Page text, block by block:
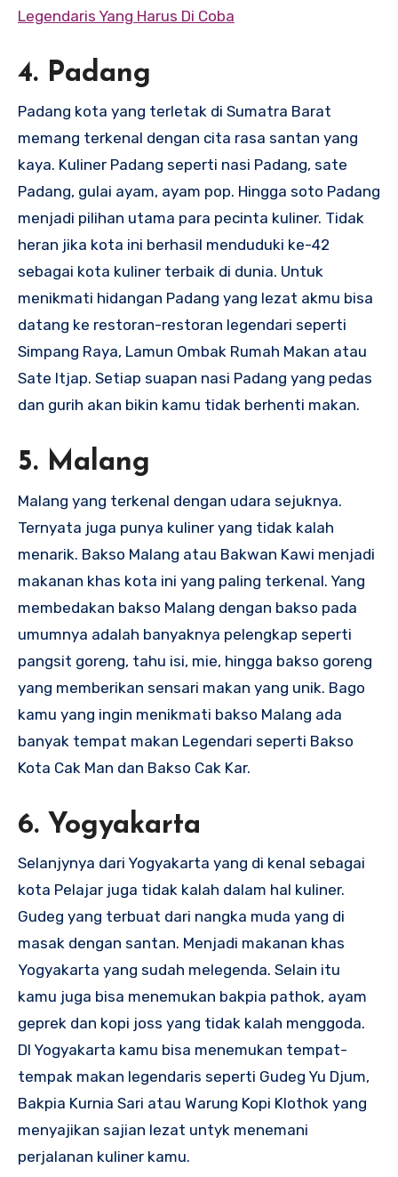
Legendaris Yang Harus Di Coba
4. Padang
Padang kota yang terletak di Sumatra Barat
memang terkenal dengan cita rasa santan yang
kaya. Kuliner Padang seperti nasi Padang, sate
Padang, gulai ayam, ayam pop. Hingga soto Padang
menjadi pilihan utama para pecinta kuliner. Tidak
heran jika kota ini berhasil menduduki ke-42
sebagai kota kuliner terbaik di dunia. Untuk
menikmati hidangan Padang yang lezat akmu bisa
datang ke restoran-restoran legendari seperti
Simpang Raya, Lamun Ombak Rumah Makan atau
Sate Itjap. Setiap suapan nasi Padang yang pedas
dan gurih akan bikin kamu tidak berhenti makan.
5. Malang
Malang yang terkenal dengan udara sejuknya.
Ternyata juga punya kuliner yang tidak kalah
menarik. Bakso Malang atau Bakwan Kawi menjadi
makanan khas kota ini yang paling terkenal. Yang
membedakan bakso Malang dengan bakso pada
umumnya adalah banyaknya pelengkap seperti
pangsit goreng, tahu isi, mie, hingga bakso goreng
yang memberikan sensari makan yang unik. Bago
kamu yang ingin menikmati bakso Malang ada
banyak tempat makan Legendari seperti Bakso
Kota Cak Man dan Bakso Cak Kar.
6. Yogyakarta
Selanjynya dari Yogyakarta yang di kenal sebagai
kota Pelajar juga tidak kalah dalam hal kuliner.
Gudeg yang terbuat dari nangka muda yang di
masak dengan santan. Menjadi makanan khas
Yogyakarta yang sudah melegenda. Selain itu
kamu juga bisa menemukan bakpia pathok, ayam
geprek dan kopi joss yang tidak kalah menggoda.
DI Yogyakarta kamu bisa menemukan tempat-
tempak makan legendaris seperti Gudeg Yu Djum,
Bakpia Kurnia Sari atau Warung Kopi Klothok yang
menyajikan sajian lezat untyk menemani
perjalanan kuliner kamu.